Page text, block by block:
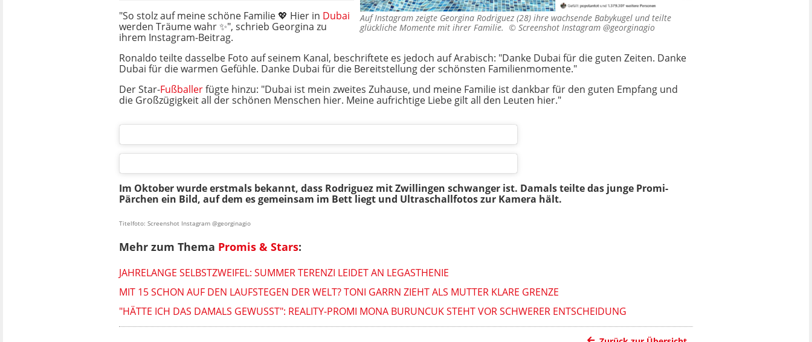
Auf Instagram zeigte Georgina Rodriguez (28) ihre wachsende Babykugel und teilte
glückliche Momente mit ihrer Familie. © Screenshot Instagram @georginagio
"So stolz auf meine schöne Familie 💖 Hier in Dubai
werden Träume wahr ✨", schrieb Georgina zu
ihrem Instagram-Beitrag.
Ronaldo teilte dasselbe Foto auf seinem Kanal, beschriftete es jedoch auf Arabisch: "Danke Dubai für die guten Zeiten. Danke
Dubai für die warmen Gefühle. Danke Dubai für die Bereitstellung der schönsten Familienmomente."
Der Star-Fußballerfügte hinzu: "Dubai ist mein zweites Zuhause, und meine Familie ist dankbar für den guten Empfang und
die Großzügigkeit all der schönen Menschen hier. Meine aufrichtige Liebe gilt all den Leuten hier."
Im Oktober wurde erstmals bekannt, dass Rodriguez mit Zwillingen schwanger ist. Damals teilte das junge Promi-
Pärchen ein Bild, auf dem es gemeinsam im Bett liegt und Ultraschallfotos zur Kamera hält.
Titelfoto: Screenshot Instagram @georginagio
Mehr zum Thema Promis & Stars:
JAHRELANGE SELBSTZWEIFEL: SUMMER TERENZI LEIDET AN LEGASTHENIE
MIT 15 SCHON AUF DEN LAUFSTEGEN DER WELT? TONI GARRN ZIEHT ALS MUTTER KLARE GRENZE
"HÄTTE ICH DAS DAMALS GEWUSST": REALITY-PROMI MONA BURUNCUK STEHT VOR SCHWERER ENTSCHEIDUNG